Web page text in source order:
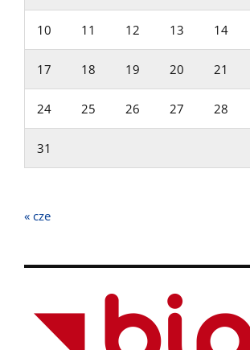
10 11 12 13 14
17 18 19 20 21
24 25 26 27 28
31
« cze